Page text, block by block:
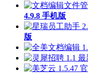
4.9.8 手机版
版